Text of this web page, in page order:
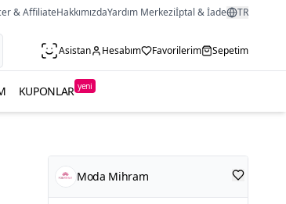
& AffiliateHakkımızdaYardım Merkeziİptal & İade TR
Asistan Hesabım Favorilerim Sepetim
KUPONLAR yeni
Moda Mihram